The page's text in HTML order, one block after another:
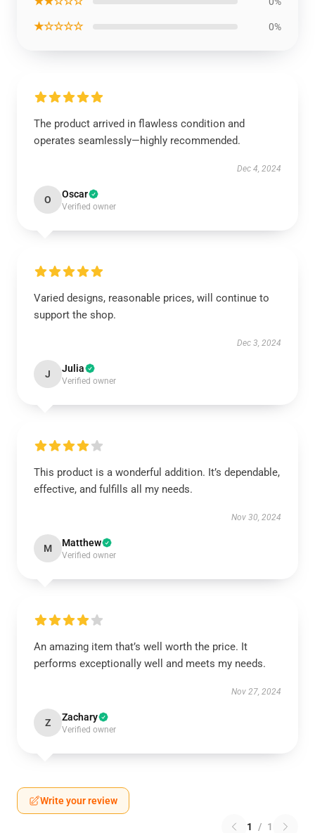
★☆☆☆☆ 0%
The product arrived in flawless condition and
operates seamlessly—highly recommended.
Dec 4, 2024
O Oscar
Verified owner
Varied designs, reasonable prices, will continue to
support the shop.
Dec 3, 2024
J Julia
Verified owner
This product is a wonderful addition. It’s dependable,
effective, and fulfills all my needs.
Nov 30, 2024
M Matthew
Verified owner
An amazing item that’s well worth the price. It
performs exceptionally well and meets my needs.
Nov 27, 2024
Z Zachary
Verified owner
Write your review
1 / 1